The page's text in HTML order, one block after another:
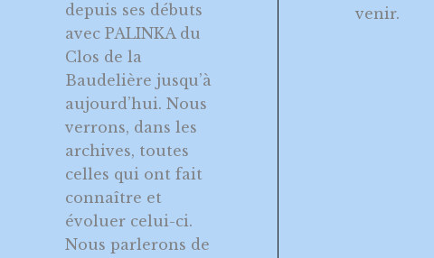
depuis ses débuts
avec PALINKA du
Clos de la
Baudelière jusqu’à
aujourd’hui. Nous
verrons, dans les
archives, toutes
celles qui ont fait
connaître et
évoluer celui-ci.
Nous parlerons de
venir.